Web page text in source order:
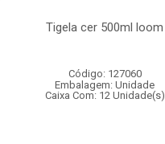
Tigela cer 500ml loom
Código: 127060
Embalagem: Unidade
Caixa Com: 12 Unidade(s)